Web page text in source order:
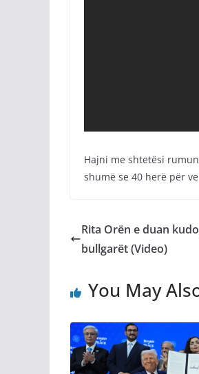
Hajni me shtetësi
shumë se 40 herë për
Rita Orën e duan
bullgarët (Video)
You May